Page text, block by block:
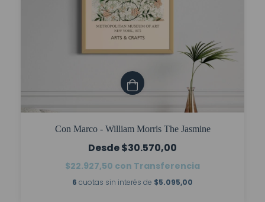
Con Marco - William Morris The Jasmine
$30.570,00
$22.927,50 con Transferencia
6 cuotas sin interés de $5.095,00